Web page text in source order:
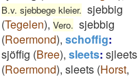
B.v. sjebbege kleier. sjebbig
(Tegelen), Vero. sjebbig
(Roermond), schoffig:
sjöffig (Bree), sleets: sjleets
(Roermond), sleets (Horst,